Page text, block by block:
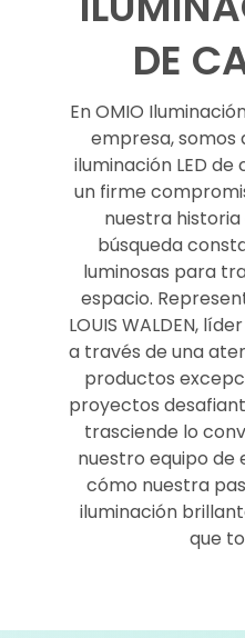
DE
En OMIO
empresa, somos
iluminación LED de
un firme
nuestra
búsqueda
luminosas para
espacio.
LOUIS WALDEN,
a través de una
productos
proyectos
trasciende lo
nuestro equipo de
cómo nuestra
iluminación
que